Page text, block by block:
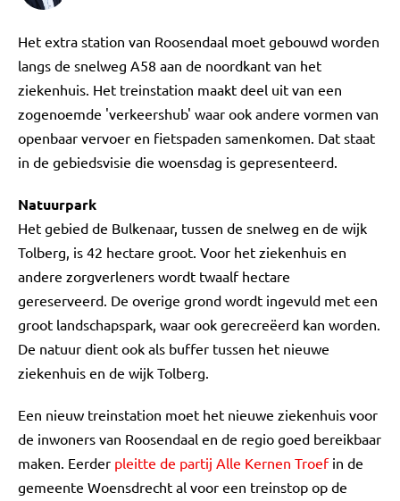
Het extra station van Roosendaal moet gebouwd worden
langs de snelweg A58 aan de noordkant van het
ziekenhuis. Het treinstation maakt deel uit van een
zogenoemde 'verkeershub' waar ook andere vormen van
openbaar vervoer en fietspaden samenkomen. Dat staat
in de gebiedsvisie die woensdag is gepresenteerd.
Natuurpark
Het gebied de Bulkenaar, tussen de snelweg en de wijk
Tolberg, is 42 hectare groot. Voor het ziekenhuis en
andere zorgverleners wordt twaalf hectare
gereserveerd. De overige grond wordt ingevuld met een
groot landschapspark, waar ook gerecreëerd kan worden.
De natuur dient ook als buffer tussen het nieuwe
ziekenhuis en de wijk Tolberg.
Een nieuw treinstation moet het nieuwe ziekenhuis voor
de inwoners van Roosendaal en de regio goed bereikbaar
maken. Eerder pleitte de partij Alle Kernen Troefin de
gemeente Woensdrecht al voor een treinstop op de